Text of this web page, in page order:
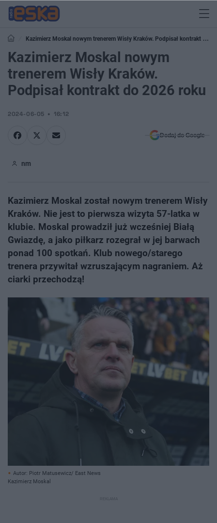
Kazimierz Moskal nowym trenerem Wisły Kraków. Podpisał kontrakt do
2026 roku
Kazimierz Moskal nowym
trenerem Wisły Kraków.
Podpisał kontrakt do 2026 roku
2024-06-05 16:12
Dodaj do Google
nm
Kazimierz Moskal został nowym trenerem Wisły
Kraków. Nie jest to pierwsza wizyta 57-latka w
klubie. Moskal prowadził już wcześniej Białą
Gwiazdę, a jako piłkarz rozegrał w jej barwach
ponad 100 spotkań. Klub nowego/starego
trenera przywitał wzruszającym nagraniem. Aż
ciarki przechodzą!
Autor: Piotr Matusewicz/ East News
Kazimierz Moskal